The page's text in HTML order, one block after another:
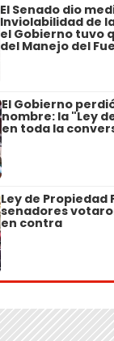
El Senado dio
Inviolabilidad de
el Gobierno tuvo
del Manejo del
El Gobierno
nombre: la "Ley
en toda la
Ley de Propiedad
senadores
en contra